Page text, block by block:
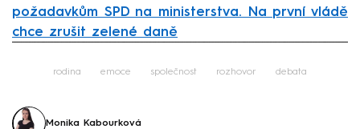
požadavkům SPD na ministerstva. Na první vládě
chce zrušit zelené daně
rodina emoce společnost rozhovor debata
Monika Kabourková